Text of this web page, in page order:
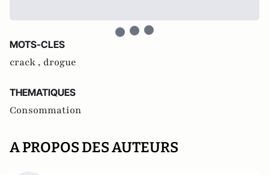
MOTS-CLES
crack , drogue
THEMATIQUES
Consommation
A PROPOS DES AUTEURS